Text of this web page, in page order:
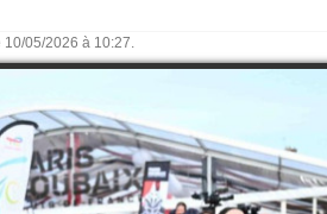
10/05/2026 à 10:27.